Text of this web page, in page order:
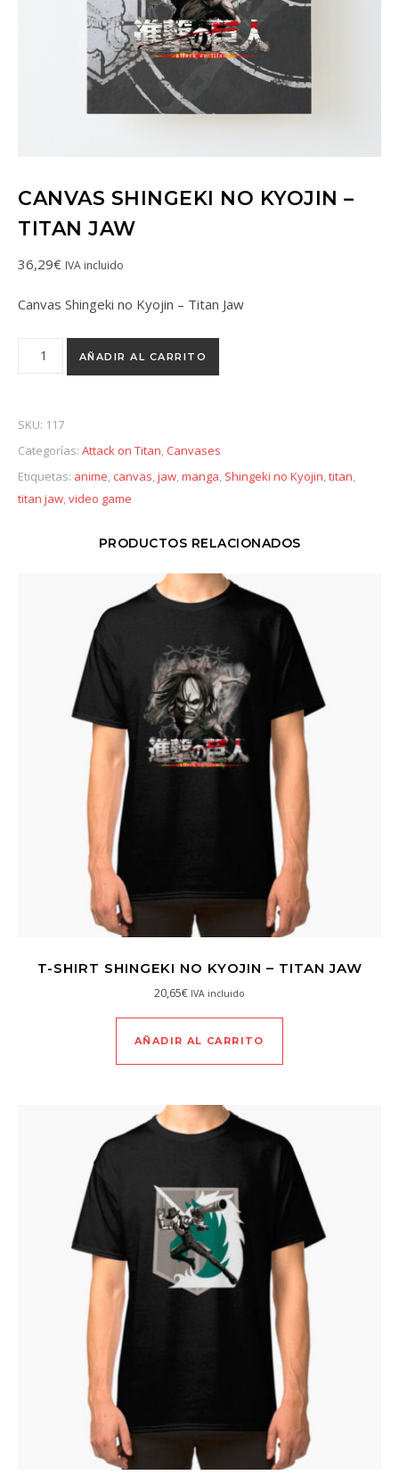
CANVAS SHINGEKI NO KYOJIN –
TITAN JAW
36,29€ IVA incluido
Canvas Shingeki no Kyojin – Titan Jaw
AÑADIR AL CARRITO
SKU: 117
Categorías: Attack on Titan, Canvases
Etiquetas: anime, canvas,jaw,manga, Shingeki no Kyojin,titan,
titan jaw,video game
PRODUCTOS RELACIONADOS
T-SHIRT SHINGEKI NO KYOJIN – TITAN JAW
20,65€ IVA incluido
AÑADIR AL CARRITO